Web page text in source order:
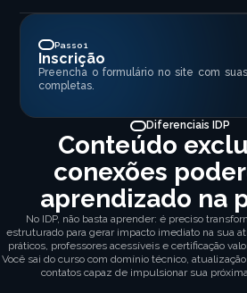
Passo 1
Inscrição
Preencha o formulário no site com
completas.
Diferenciais IDP
Conteúdo
conexões
aprendizado na
No IDP, não basta aprender: é preciso
estruturado para gerar impacto imediato na sua
práticos, professores acessíveis e certificação
Você sai do curso com domínio técnico,
contatos capaz de impulsionar sua